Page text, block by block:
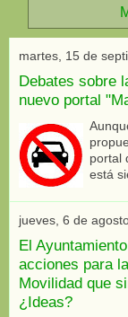
martes, 15 de
Debates sobre
nuevo portal
portal
está
jueves, 6 de
El
acciones para
Movilidad que
¿Ideas?